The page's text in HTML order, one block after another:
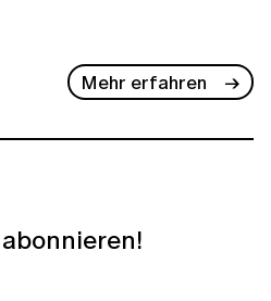
Mehr erfahren